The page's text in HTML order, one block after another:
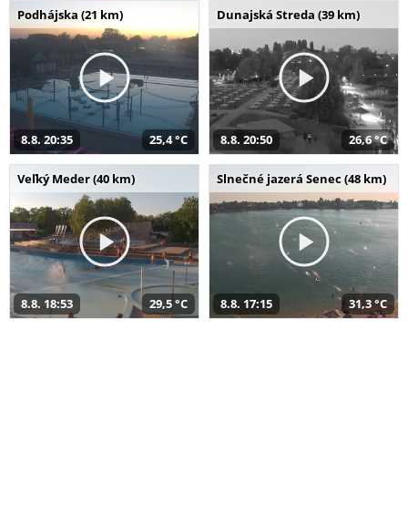
Podhájska (21 km)
8.8. 20:35 25,4 °C
Dunajská Streda (39 km)
8.8. 20:50 26,6 °C
Veľký Meder (40 km)
8.8. 18:53 29,5 °C
Slnečné jazerá Senec (48 km)
8.8. 17:15 31,3 °C